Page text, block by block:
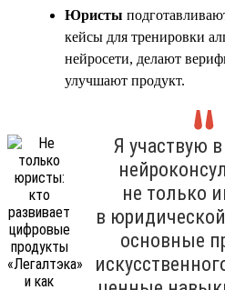
Юристы
кейсы для тренировки
нейросети, делают
улучшают продукт.
Я участвую
не только
в
основные